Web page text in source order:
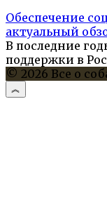
Обеспечение
актуальный
В последние
поддержки в
© 2026 Все о